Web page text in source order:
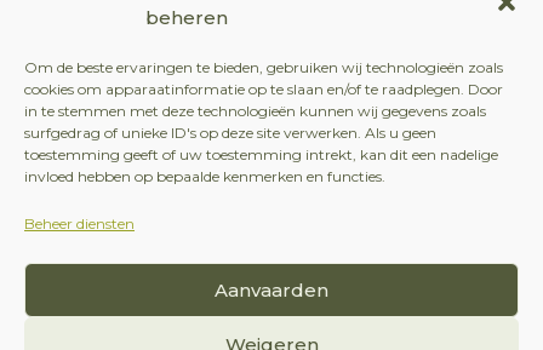
beheren
Om de beste ervaringen te bieden, gebruiken wij technologieën zoals
cookies om apparaatinformatie op te slaan en/of te raadplegen. Door
in te stemmen met deze technologieën kunnen wij gegevens zoals
surfgedrag of unieke ID's op deze site verwerken. Als u geen
toestemming geeft of uw toestemming intrekt, kan dit een nadelige
invloed hebben op bepaalde kenmerken en functies.
Beheer diensten
Aanvaarden
Weigeren
EUROP’AVENTURE
+32 (0)479 24 51 80
contact@europaventure.be
Place du Fays 11, 6870 Saint-Hubert
VOLG ONS
Facebook
Instagram